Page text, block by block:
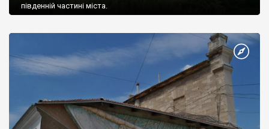
південній частині міста.